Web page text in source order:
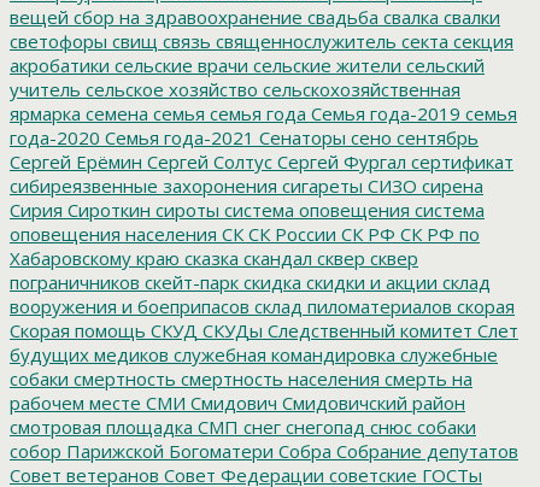
вещей сбор на здравоохранение свадьба свалка свалки
светофоры свищ связь священнослужитель секта секция
акробатики сельские врачи сельские жители сельский
учитель сельское хозяйство сельскохозяйственная
ярмарка семена семья семья года Семья года-2019 семья
года-2020 Семья года-2021 Сенаторы сено сентябрь
Сергей Ерёмин Сергей Солтус Сергей Фургал сертификат
сибиреязвенные захоронения сигареты СИЗО сирена
Сирия Сироткин сироты система оповещения система
оповещения населения СК СК России СК РФ СК РФ по
Хабаровскому краю сказка скандал сквер сквер
пограничников скейт-парк скидка скидки и акции склад
вооружения и боеприпасов склад пиломатериалов скорая
Скорая помощь СКУД СКУДы Следственный комитет Слет
будущих медиков служебная командировка служебные
собаки смертность смертность населения смерть на
рабочем месте СМИ Смидович Смидовичский район
смотровая площадка СМП снег снегопад снюс собаки
собор Парижской Богоматери Собра Собрание депутатов
Совет ветеранов Совет Федерации советские ГОСТы